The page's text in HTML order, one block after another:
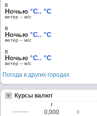
в
Ночью °C.. °C
ветер – м/c
в
Ночью °C.. °C
ветер – м/c
в
Ночью °C.. °C
ветер – м/c
Погода в других городах
Курсы валют
/
0,000 0